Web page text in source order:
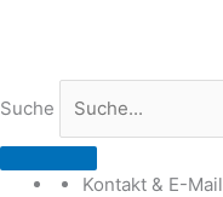
Suche
Kontakt & E-Mail